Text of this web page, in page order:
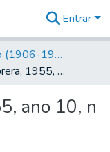
Entrar
Canto Libertário (1906-1995)
Solidaridad Obrera, 1955, ano 10, n 516
ano 10, n